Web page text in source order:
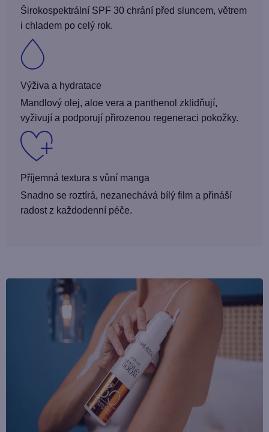
Širokospektrální SPF 30 chrání před sluncem, větrem
i chladem po celý rok.
Výživa a hydratace
Mandlový olej, aloe vera a panthenol zklidňují,
vyživují a podporují přirozenou regeneraci pokožky.
Příjemná textura s vůní manga
Snadno se roztírá, nezanechává bílý film a přináší
radost z každodenní péče.